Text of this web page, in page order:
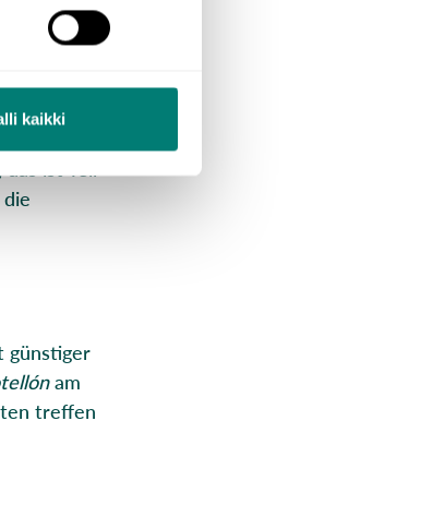
kaikki
ist Teil
günstiger
am
treffen